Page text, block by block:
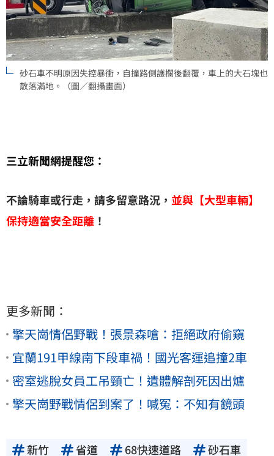
砂石車不明原因失控暴衝，自撞路側護欄後翻覆，車上的大石塊也
散落滿地。（圖／翻攝畫面）
三立新聞網提醒您：
不論騎車或行走，請多留意路況， 並與【大型車輛】
保持適當安全距離 ！
更多新聞：
擎天崗情侶野戰！張景森嗆：拒絕政府偷窺
宜蘭191甲線南下段車禍！國光客運追撞2車
密室逃脫女員工吊頸亡！遺體解剖死因出爐
擎天崗野戰情侶到案了！喊冤：不知有鏡頭
新竹 省道 68快速道路 砂石車